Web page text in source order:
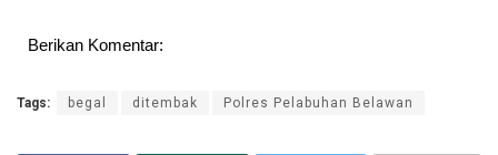
Berikan Komentar:
Tags: begal ditembak Polres Pelabuhan Belawan